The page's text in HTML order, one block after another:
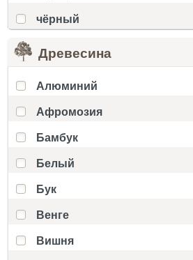
чёрный
Древесина
Алюминий
Афромозия
Бамбук
Белый
Бук
Венге
Вишня